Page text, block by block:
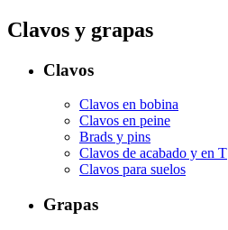
Clavos y grapas
Clavos
Clavos en bobina
Clavos en peine
Brads y pins
Clavos de acabado y en T
Clavos para suelos
Grapas